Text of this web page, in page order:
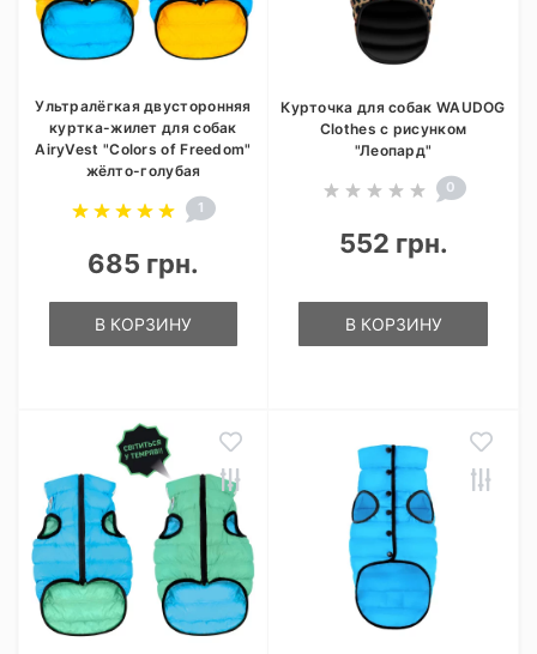
Ультралёгкая двусторонняя
куртка-жилет для собак
AiryVest "Colors of Freedom"
жёлто-голубая
1
685 грн.
В КОРЗИНУ
Курточка для собак WAUDOG
Clothes с рисунком
"Леопард"
0
552 грн.
В КОРЗИНУ